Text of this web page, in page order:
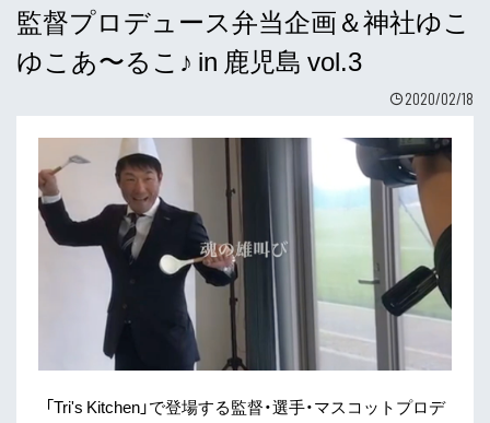
監督プロデュース弁当企画＆神社ゆこ
ゆこあ〜るこ♪ in 鹿児島 vol.3
2020/02/18
「Tri's Kitchen」で登場する監督・選手・マスコットプロデ